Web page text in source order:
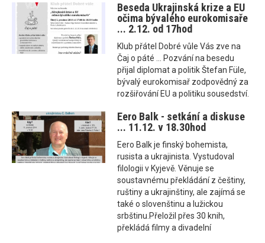
Beseda Ukrajinská krize a EU
očima bývalého eurokomisaře
... 2.12. od 17hod
Klub přátel Dobré vůle Vás zve na
Čaj o páté ... Pozvání na besedu
přijal diplomat a politik Štefan Füle,
bývalý eurokomisař zodpovědný za
rozšiřování EU a politiku sousedství.
Eero Balk - setkání a diskuse
... 11.12. v 18.30hod
Eero Balk je finský bohemista,
rusista a ukrajinista. Vystudoval
filologii v Kyjevě. Věnuje se
soustavnému překládání z češtiny,
ruštiny a ukrajinštiny, ale zajímá se
také o slovenštinu a lužickou
srbštinu.Přeložil přes 30 knih,
překládá filmy a divadelní